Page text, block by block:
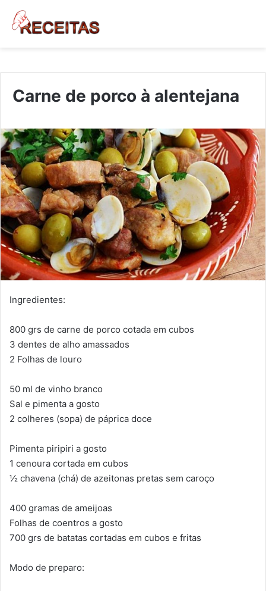
Carne de porco à alentejana
Ingredientes:
800 grs de carne de porco cotada em cubos
3 dentes de alho amassados
2 Folhas de louro
50 ml de vinho branco
Sal e pimenta a gosto
2 colheres (sopa) de páprica doce
Pimenta piripiri a gosto
1 cenoura cortada em cubos
½ chavena (chá) de azeitonas pretas sem caroço
400 gramas de ameijoas
Folhas de coentros a gosto
700 grs de batatas cortadas em cubos e fritas
Modo de preparo: